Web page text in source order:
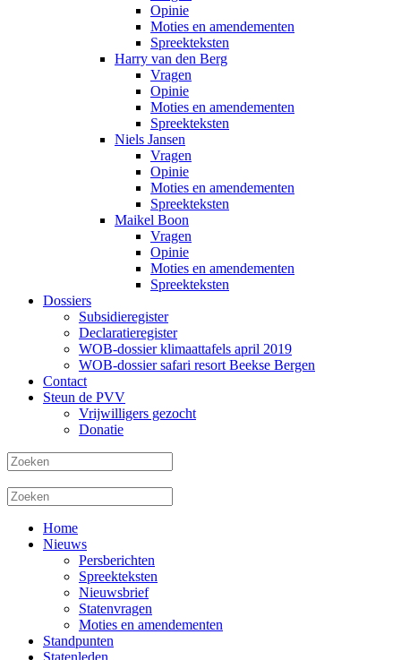
Opinie
Moties en amendementen
Spreekteksten
Harry van den Berg
Vragen
Opinie
Moties en amendementen
Spreekteksten
Niels Jansen
Vragen
Opinie
Moties en amendementen
Spreekteksten
Maikel Boon
Vragen
Opinie
Moties en amendementen
Spreekteksten
Dossiers
Subsidieregister
Declaratieregister
WOB-dossier klimaattafels april 2019
WOB-dossier safari resort Beekse Bergen
Contact
Steun de PVV
Vrijwilligers gezocht
Donatie
Home
Nieuws
Persberichten
Spreekteksten
Nieuwsbrief
Statenvragen
Moties en amendementen
Standpunten
Statenleden